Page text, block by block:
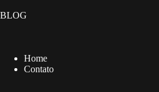
BLOG
Home
Contato